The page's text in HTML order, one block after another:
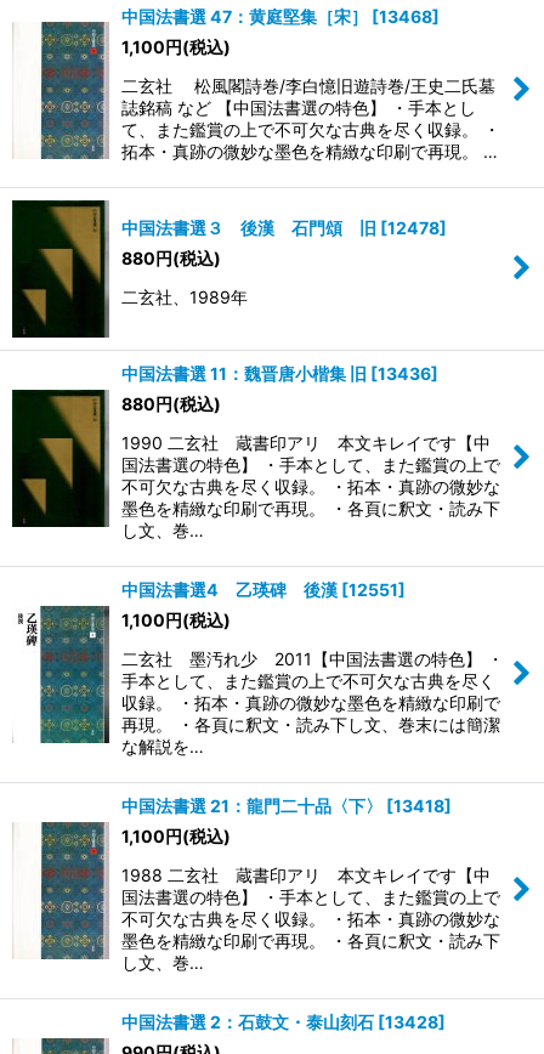
中国法書選 47：黄庭堅集［宋］ [13468]
1,100円(税込)
二玄社 松風閣詩巻/李白憶旧遊詩巻/王史二氏墓
誌銘稿 など 【中国法書選の特色】 ・手本とし
て、また鑑賞の上で不可欠な古典を尽く収録。 ・
拓本・真跡の微妙な墨色を精緻な印刷で再現。 …
中国法書選３ 後漢 石門頌 旧 [12478]
880円(税込)
二玄社、1989年
中国法書選 11：魏晋唐小楷集 旧 [13436]
880円(税込)
1990 二玄社 蔵書印アリ 本文キレイです【中
国法書選の特色】 ・手本として、また鑑賞の上で
不可欠な古典を尽く収録。 ・拓本・真跡の微妙な
墨色を精緻な印刷で再現。 ・各頁に釈文・読み下
し文、巻…
中国法書選4 乙瑛碑 後漢 [12551]
1,100円(税込)
二玄社 墨汚れ少 2011【中国法書選の特色】 ・
手本として、また鑑賞の上で不可欠な古典を尽く
収録。 ・拓本・真跡の微妙な墨色を精緻な印刷で
再現。 ・各頁に釈文・読み下し文、巻末には簡潔
な解説を…
中国法書選 21：龍門二十品〈下〉 [13418]
1,100円(税込)
1988 二玄社 蔵書印アリ 本文キレイです【中
国法書選の特色】 ・手本として、また鑑賞の上で
不可欠な古典を尽く収録。 ・拓本・真跡の微妙な
墨色を精緻な印刷で再現。 ・各頁に釈文・読み下
し文、巻…
中国法書選 2：石鼓文・泰山刻石 [13428]